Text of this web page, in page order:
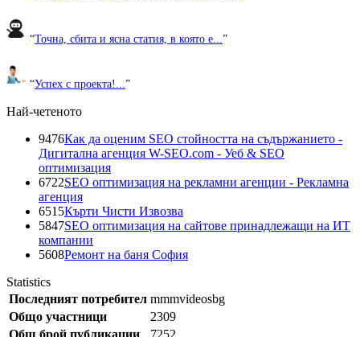
“Точна, сбита и ясна статия, в която е... ”
“Успех с проекта!...”
Най-четеното
9476Как да оценим SEO стойността на съдържанието -
Дигитална агенция W-SEO.com - Уеб & SEO
оптимизация
6722SEO оптимизация на рекламни агенции - Рекламна
агенция
6515Кърти Чисти Извозва
5847SEO оптимизация на сайтове принадлежащи на ИТ
компании
5608Ремонт на баня София
Statistics
Последният потребител mmmvideosbg
Общо участници
2309
Общ брой публикации
7252